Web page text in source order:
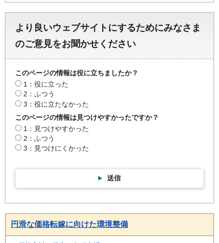
より良いウェブサイトにするためにみなさま
のご意見をお聞かせください
このページの情報は役に立ちましたか？
1：役に立った
2：ふつう
3：役に立たなかった
このページの情報は見つけやすかったですか？
1：見つけやすかった
2：ふつう
3：見つけにくかった
送信
円滑な価格転嫁に向けた環境整備